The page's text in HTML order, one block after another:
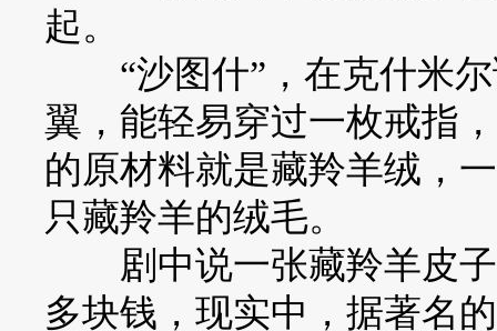
起。
“沙图什”，在克什米尔
翼，能轻易穿过一枚戒指
的原材料就是藏羚羊绒，
只藏羚羊的绒毛。
剧中说一张藏羚羊皮子
多块钱，现实中，据著名